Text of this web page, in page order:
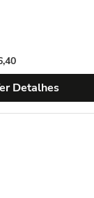
,40
Detalhes